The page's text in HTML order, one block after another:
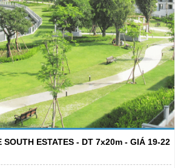
SOUTH ESTATES - DT 7x20m - GIÁ 19-22